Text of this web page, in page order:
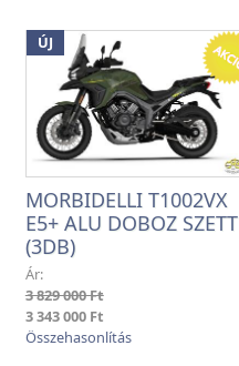
ÚJ
MORBIDELLI T1002VX
E5+ ALU DOBOZ SZETT
(3DB)
Ár:
3 829 000 Ft
3 343 000 Ft